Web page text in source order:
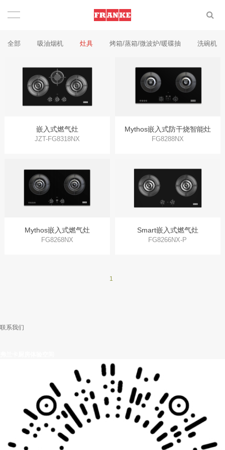
嵌入式燃气灶
JZT-FG8318NX
Mythos嵌入式防干烧智能灶
FG8288NX
Mythos嵌入式燃气灶
FG8268NX
Smart嵌入式燃气灶
FG8266NX-P
1
联系我们
全部 吸油烟机 灶具 烤箱/蒸箱/微波炉/暖碟抽 洗碗机